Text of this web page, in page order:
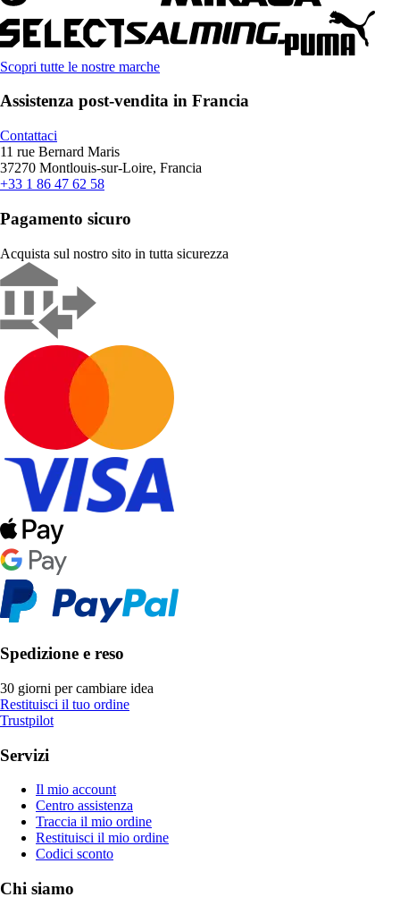
Scopri tutte le nostre marche
Assistenza post-vendita in Francia
Contattaci
11 rue Bernard Maris
37270 Montlouis-sur-Loire, Francia
+33 1 86 47 62 58
Pagamento sicuro
Acquista sul nostro sito in tutta sicurezza
Spedizione e reso
30 giorni per cambiare idea
Restituisci il tuo ordine
Trustpilot
Servizi
Il mio account
Centro assistenza
Traccia il mio ordine
Restituisci il mio ordine
Codici sconto
Chi siamo